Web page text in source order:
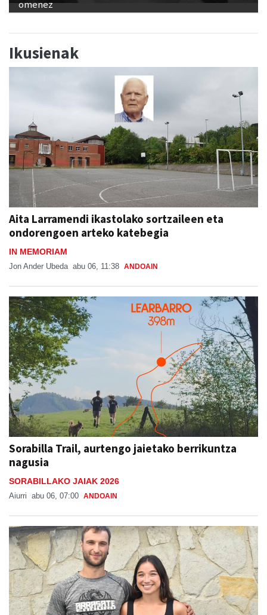
omenez
Ikusienak
Aita Larramendi ikastolako sortzaileen eta
ondorengoen arteko katebegia
IN MEMORIAM
Jon Ander Ubeda abu 06, 11:38 ANDOAIN
Sorabilla Trail, aurtengo jaietako berrikuntza
nagusia
SORABILLAKO JAIAK 2026
Aiurri abu 06, 07:00 ANDOAIN